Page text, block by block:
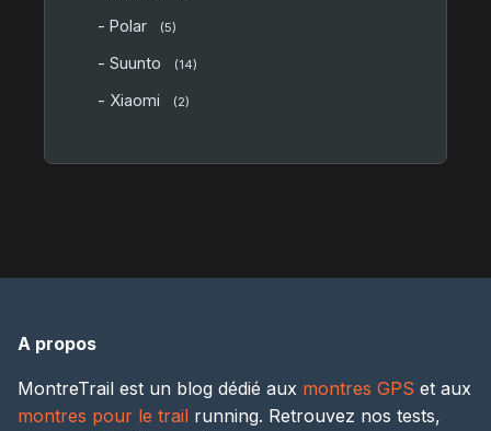
- Polar (5)
- Suunto (14)
- Xiaomi (2)
A propos
MontreTrail est un blog dédié aux montres GPS et aux
montres pour le trail running. Retrouvez nos tests,